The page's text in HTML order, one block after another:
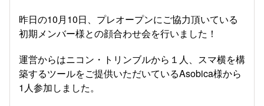
昨日の10月10日、プレオープンにご協力頂いている
初期メンバー様との顔合わせ会を行いました！
運営からはニコン・トリンブルから１人、スマ横を構
築するツールをご提供いただいているAsobica様から
1人参加しました。